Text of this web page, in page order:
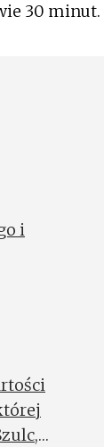
30 minut.
i